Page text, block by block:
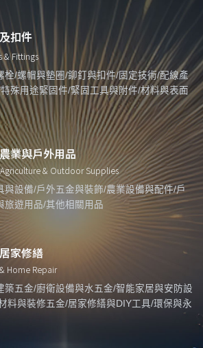
扣件
& Fittings
栓/螺帽與墊圈/鉚釘與扣件/固定技術/配線產
殊用途緊固件/緊固工具與附件/材料與表面
業與戶外用品
& Outdoor Supplies
與設備/戶外五金與裝飾/農業設備與配件/戶
旅遊用品/其他相關用品
家修繕
Home Repair
築五金/廚衛設備與水五金/智能家居與安防設
料與裝修五金/居家修繕與DIY工具/環保與永